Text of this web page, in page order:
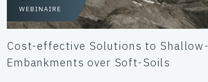
WEBINAIRE
Cost-effective Solutions to Shallow-
Embankments over Soft-Soils